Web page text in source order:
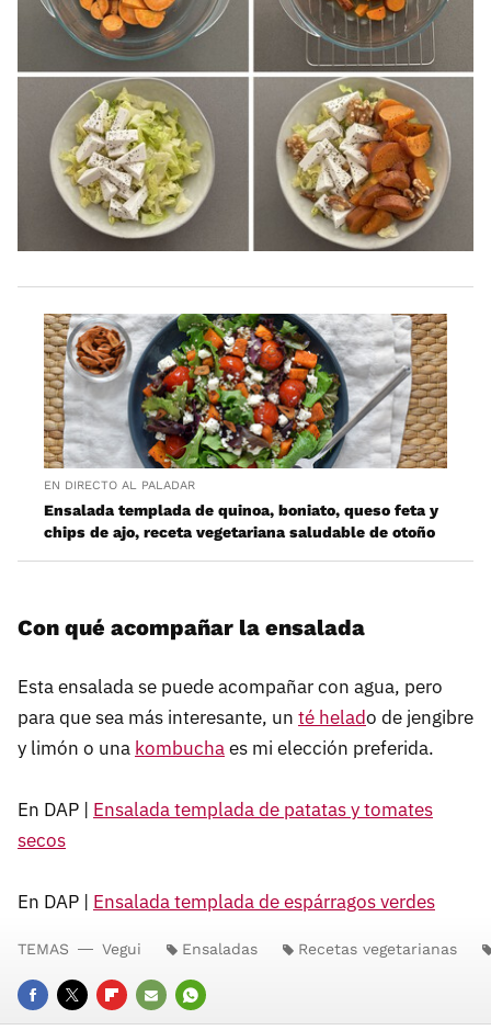
EN DIRECTO AL PALADAR
Ensalada templada de quinoa, boniato, queso feta y
chips de ajo, receta vegetariana saludable de otoño
Con qué acompañar la ensalada
Esta ensalada se puede acompañar con agua, pero
para que sea más interesante, un té helado de jengibre
y limón o una kombuchaes mi elección preferida.
En DAP | Ensalada templada de patatas y tomates
secos
En DAP | Ensalada templada de espárragos verdes
FACEBOOK
TWITTERFLIPBOARD
E- WHATSAPP
TEMAS Vegui Ensaladas Recetas vegetarianas